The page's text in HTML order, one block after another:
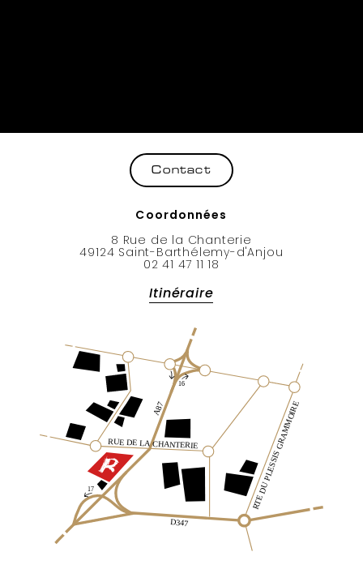
Coordonnées
8 Rue de la Chanterie
49124 Saint-Barthélemy-d'Anjou
02 41 47 11 18
Itinéraire